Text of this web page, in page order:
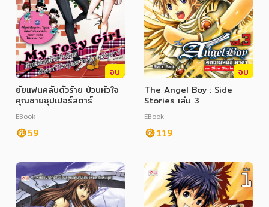
จบ
ยัยแฟนคลับตัวร้าย ป่วนหัวใจ
คุณชายซุปเปอร์สตาร์
EBook
59
จบ
The Angel Boy : Side
Stories เล่ม 3
EBook
119